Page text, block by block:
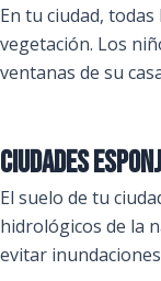
En tu ciudad,
vegetación. Los
ventanas de su
Ciudades
El suelo de tu
hidrológicos de la
evitar